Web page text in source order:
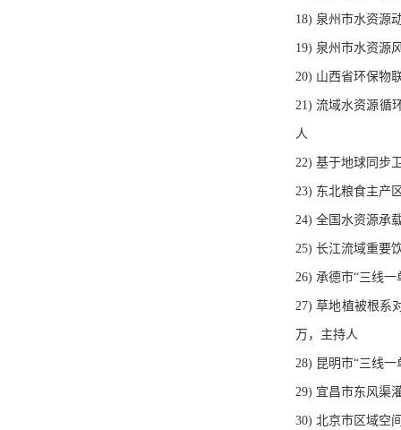
18) 泉州市水资源
19) 泉州市水资源
20) 山西省环保物
21) 流域水资源循
人
22) 基于地球同步
23) 东北粮食主产
24) 全国水资源承
25) 长江流域重要
26) 承德市“三线
27) 草地植被根系
万，主持人
28) 昆明市“三线
29) 宜昌市东风渠
30) 北京市区域空